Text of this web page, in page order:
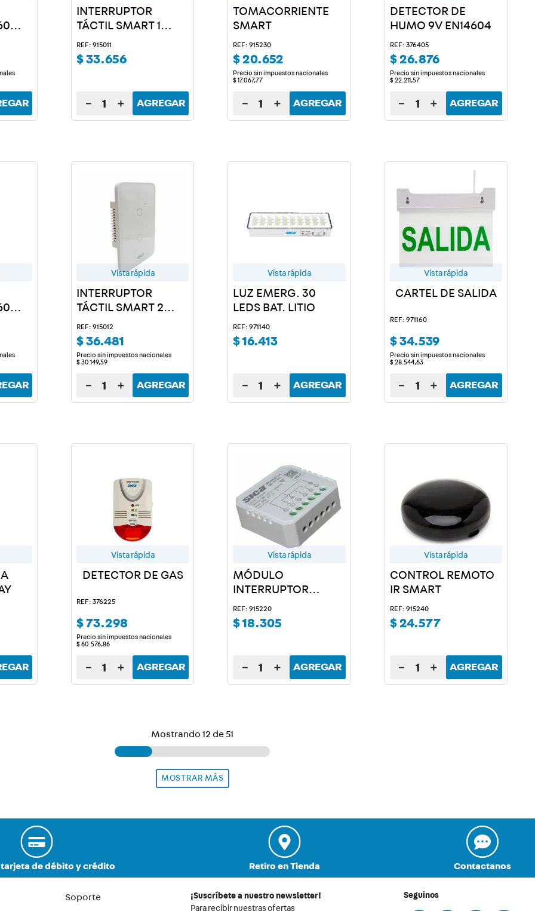
INTERRUPTOR
TÁCTIL SMART 1
CANAL BLANCO
REF: 915011
$33.656
＋
－ AGREGAR
TOMACORRIENTE
SMART
REF: 915230
$20.652
Precio sin impuestos nacionales
$ 17.067,77
＋
－ AGREGAR
DETECTOR DE
HUMO 9V EN14604
REF: 376405
$26.876
Precio sin impuestos nacionales
$ 22. 211,57
＋
－ AGREGAR
Vista rápida
INTERRUPTOR
TÁCTIL SMART 2
CANALES BLANCO
REF: 915012
$36.481
Precio sin impuestos nacionales
$30 .149,59
＋
－ AGREGAR
Vista rápida
LUZ EMERG. 30
LEDS BAT. LITIO
REF: 971140
$16.413
＋
－ AGREGAR
Vista rápida
CARTEL DE SALIDA
REF: 971160
$34.539
Precio sin impuestos nacionales
$ 28. 544,63
＋
－ AGREGAR
Vista rápida
DETECTOR DE GAS
REF: 376225
$73.298
Precio sin impuestos nacionales
$60 .576,86
＋
－ AGREGAR
Vista rápida
MÓDULO
INTERRUPTOR
SMART
REF: 915220
$18.305
＋
－ AGREGAR
Vista rápida
CONTROL REMOTO
IR SMART
REF: 915240
$24.577
＋
－ AGREGAR
Mostrando12 de 51
tarjeta de débito y crédito Retiro en Tienda Contactanos
Soporte
¡Suscríbete a nuestro newsletter!
Para recibir nuestras ofertas
Seguinos